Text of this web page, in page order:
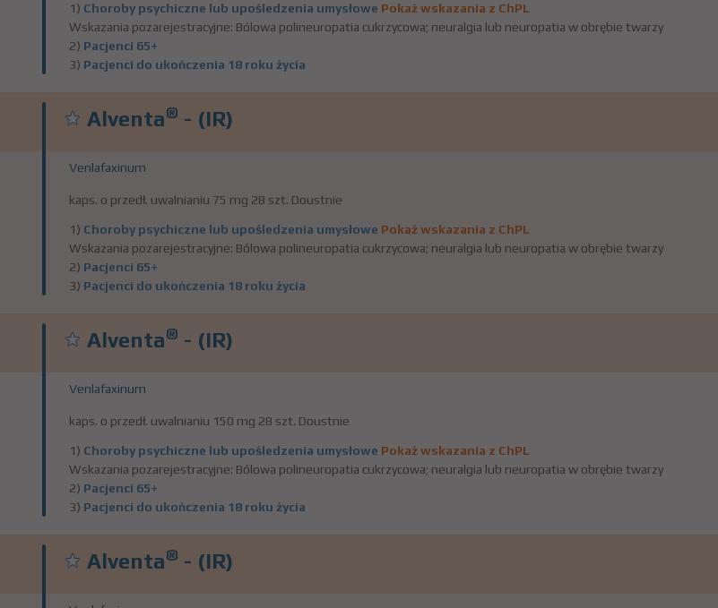
1) Choroby psychiczne lub upośledzenia umysłowe Pokaż wskazania z ChPL
Wskazania pozarejestracyjne: Bólowa polineuropatia cukrzycowa; neuralgia lub neuropatia w obrębie twarzy
2) Pacjenci 65+
3) Pacjenci do ukończenia 18 roku życia
Alventa® - (IR)
Venlafaxinum
kaps. o przedł. uwalnianiu 75 mg 28 szt. Doustnie
1) Choroby psychiczne lub upośledzenia umysłowe Pokaż wskazania z ChPL
Wskazania pozarejestracyjne: Bólowa polineuropatia cukrzycowa; neuralgia lub neuropatia w obrębie twarzy
2) Pacjenci 65+
3) Pacjenci do ukończenia 18 roku życia
Alventa® - (IR)
Venlafaxinum
kaps. o przedł. uwalnianiu 150 mg 28 szt. Doustnie
1) Choroby psychiczne lub upośledzenia umysłowe Pokaż wskazania z ChPL
Wskazania pozarejestracyjne: Bólowa polineuropatia cukrzycowa; neuralgia lub neuropatia w obrębie twarzy
2) Pacjenci 65+
3) Pacjenci do ukończenia 18 roku życia
Alventa® - (IR)